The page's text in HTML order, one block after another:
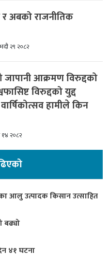
अबको राजनीतिक
भदौ २९ २०८२
जापानी आक्रमण विरुद्दको
विरुद्दको युद्द
हामीले किन
१४ २०८२
आलु उत्पादक किसान उत्साहित
बढ्यो
४१ घटना